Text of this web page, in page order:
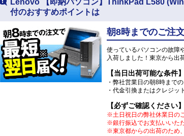
Lenovo 【即納パソコン】ThinkPad L580
付のおすすめポイントは
朝8時までのご注
使っているパソコンの故障
入荷しました！東京から出
【当日出荷可能な条件】
・弊社営業日の朝8時まで
・代金引換またはクレジ
【必ずご確認ください】
※土日祝日の弊社休業日の
※銀行振込でお支払いいた
※東京都からの出荷のため